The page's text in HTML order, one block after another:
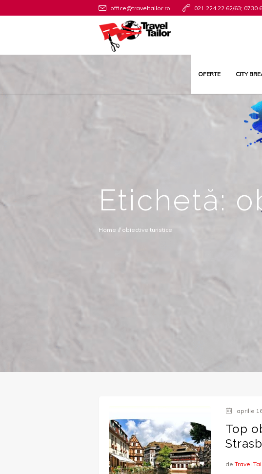
office@traveltailor.ro 021 224 22 62/63; 0730
OFERTE CITY
Etichetă:
Home // obiective turistice
aprilie
Top
deTravel